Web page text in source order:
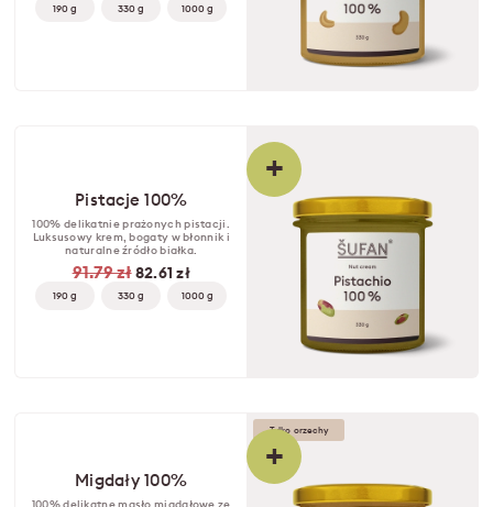
190 g 330 g 1000 g
+
Pistacje 100%
100% delikatnie prażonych pistacji.
Luksusowy krem, bogaty w błonnik i
naturalne źródło białka.
91.79 zł82.61 zł
190 g 330 g 1000 g
+
Tylko orzechy
Migdały 100%